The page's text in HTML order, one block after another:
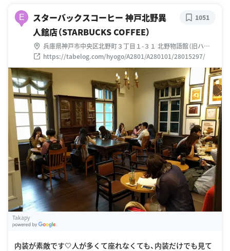
E
スターバックスコーヒー 神戸北野異
人館店（STARBUCKS COFFEE）
兵庫県神戸市中央区北野町３丁目１-３１ 北野物語館（旧ハイ
ンリヒ・フロインドリーブ邸）
https://tabelog.com/hyogo/A2801/A280101/28015297/
1051
Takapy
内装が素敵です🤍人が多くて座れなくても、内装だけでも見て